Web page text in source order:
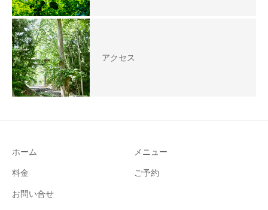
アクセス
ホーム メニュー
料金 ご予約
お問い合せ